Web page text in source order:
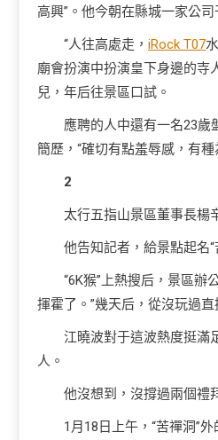
高興”。他今朝在縣城一家公
“人往高處走， iRock T07
廟會扮演中扮演皇下身邊的寺
兒，年后往景區口試。
應聘的人中還有一名23歲
簡歷，“確切有點羞辱感，有
2
太行五指山景區董事長楊
他告知記者，給景點起名
“6K猴”上熱搜后，景區
揮霍了。”幾天后，從沒玩過
江曉波對于這波熱度挺滿
人。
他沒想到，沒撐過兩個禮
1月18日上午，“苦禪洞”